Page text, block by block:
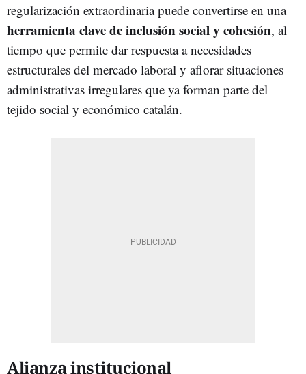
regularización extraordinaria puede convertirse en una
herramienta clave de inclusión social y cohesión, al
tiempo que permite dar respuesta a necesidades
estructurales del mercado laboral y aflorar situaciones
administrativas irregulares que ya forman parte del
tejido social y económico catalán.
Alianza institucional